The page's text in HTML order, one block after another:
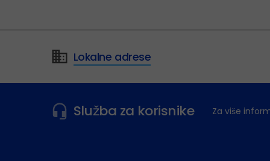
Lokalne adrese
Služba za korisnike Za više